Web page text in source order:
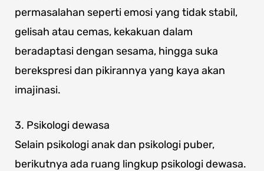
permasalahan seperti emosi yang tidak stabil,
gelisah atau cemas, kekakuan dalam
beradaptasi dengan sesama, hingga suka
berekspresi dan pikirannya yang kaya akan
imajinasi.
3. Psikologi dewasa
Selain psikologi anak dan psikologi puber,
berikutnya ada ruang lingkup psikologi dewasa.